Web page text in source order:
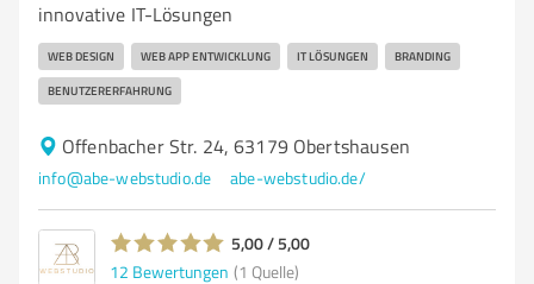
innovative IT-Lösungen
WEB DESIGN WEB APP ENTWICKLUNG IT LÖSUNGEN BRANDING
BENUTZERERFAHRUNG
Offenbacher Str. 24, 63179 Obertshausen
info@abe-webstudio.de abe-webstudio.de/
5,00 / 5,00
12 Bewertungen (1 Quelle)